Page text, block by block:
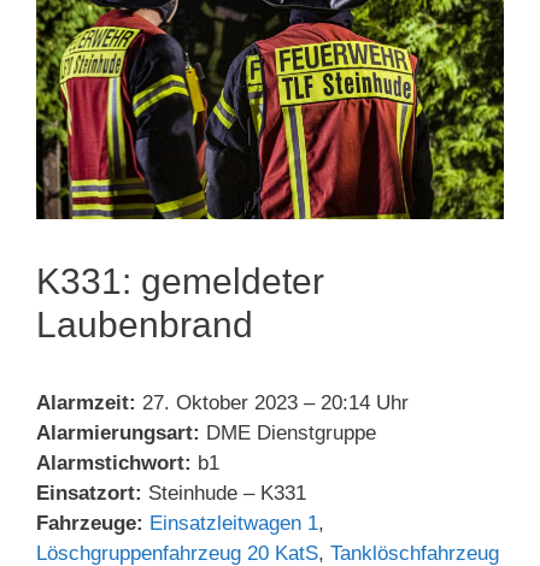
K331: gemeldeter
Laubenbrand
Alarmzeit: 27. Oktober 2023 – 20:14 Uhr
Alarmierungsart: DME Dienstgruppe
Alarmstichwort: b1
Einsatzort: Steinhude – K331
Fahrzeuge: Einsatzleitwagen 1,
Löschgruppenfahrzeug 20 KatS, Tanklöschfahrzeug